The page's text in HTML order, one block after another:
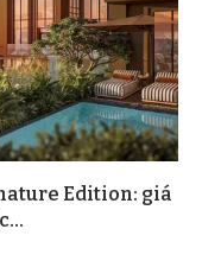
Edition: giá